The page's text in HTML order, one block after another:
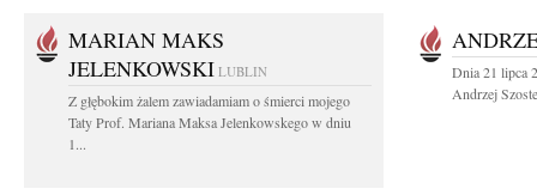
MARIAN MAKS
JELENKOWSKI LUBLIN
Z głębokim żalem zawiadamiam o śmierci mojego
Taty Prof. Mariana Maksa Jelenkowskego w dniu
1...
Dnia 21 lipca
Andrzej